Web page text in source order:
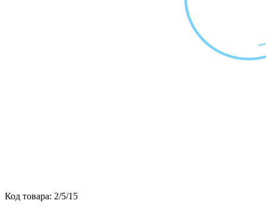
Код товара: 2/5/15